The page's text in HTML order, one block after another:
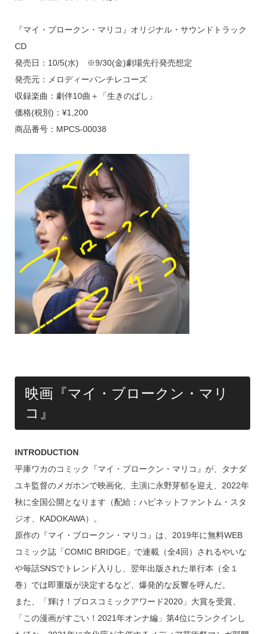
『マイ・ブロークン・マリコ』オリジナル・サウンドトラック
CD
発売日：10/5(水) ※9/30(金)劇場先行発売想定
発売元：メロディーパンチレコーズ
収録楽曲：劇伴10曲＋「生きのばし」
価格(税別)：¥1,200
商品番号：MPCS-00038
映画『マイ・ブロークン・マリ
コ』
INTRODUCTION
平庫ワカのコミック『マイ・ブロークン・マリコ』が、タナダ
ユキ監督のメガホンで映画化、主演に永野芽郁を迎え、2022年
秋に全国公開となります（配給：ハピネットファントム・スタ
ジオ、KADOKAWA）。
原作の『マイ・ブロークン・マリコ』は、2019年に無料WEB
コミック誌「COMIC BRIDGE」で連載（全4回）されるやいな
や毎話SNSでトレンド入りし、翌年出版された単行本（全１
巻）では即重版が決定するなど、爆発的な反響を呼んだ。
また、「輝け！ブロスコミックアワード2020」大賞を受賞、
「この漫画がすごい！2021年オンナ編」第4位にランクインし